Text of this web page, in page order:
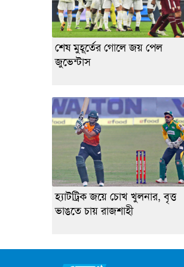
শেষ মুহূর্তের গোলে জয় পেল
জুভেন্টাস
হ্যাটট্রিক জয়ে চোখ খুলনার, বৃত্ত
ভাঙতে চায় রাজশাহী